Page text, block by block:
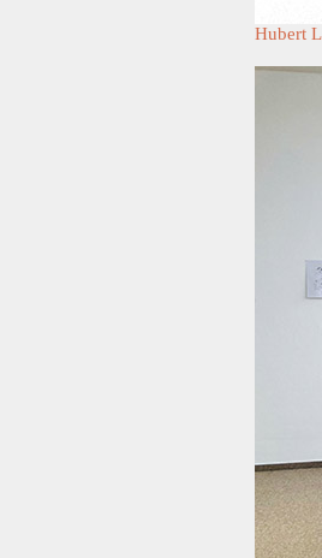
Hubert